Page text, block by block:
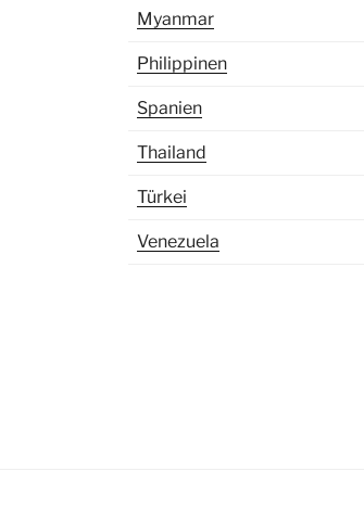
Myanmar
Philippinen
Spanien
Thailand
Türkei
Venezuela